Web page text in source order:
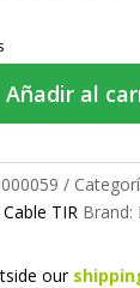
Añadir al
TIR Brand:
our